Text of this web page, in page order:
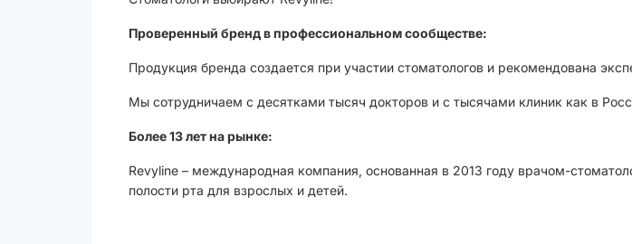
Проверенный бренд в профессиональном сообществе:
Продукция бренда создается при участии стоматологов и рекомендована
Мы сотрудничаем с десятками тысяч докторов и с тысячами клиник как в
Более 13 лет на рынке:
Revyline – международная компания, основанная в 2013 году врачом-
полости рта для взрослых и детей.